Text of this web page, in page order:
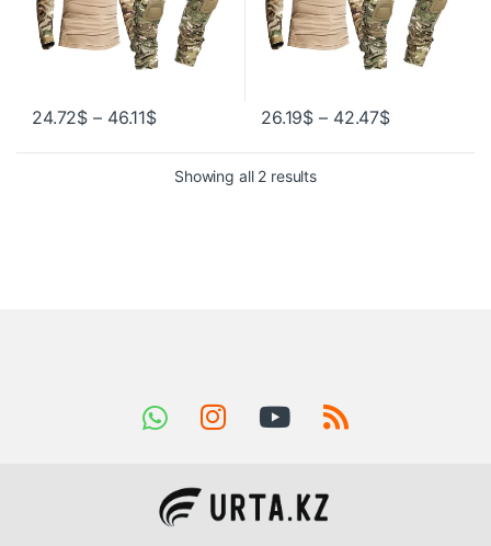
24.72$ – 46.11$ 26.19$ – 42.47$
Showing all 2 results